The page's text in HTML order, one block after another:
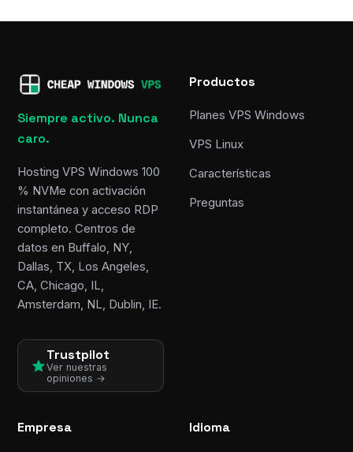
Siempre activo. Nunca
caro.
Hosting VPS Windows 100
% NVMe con activación
instantánea y acceso RDP
completo. Centros de
datos en Buffalo, NY,
Dallas, TX, Los Angeles,
CA, Chicago, IL,
Amsterdam, NL, Dublin, IE.
Trustpilot
Ver nuestras
opiniones →
Productos
Planes VPS Windows
VPS Linux
Características
Preguntas
Empresa Idioma